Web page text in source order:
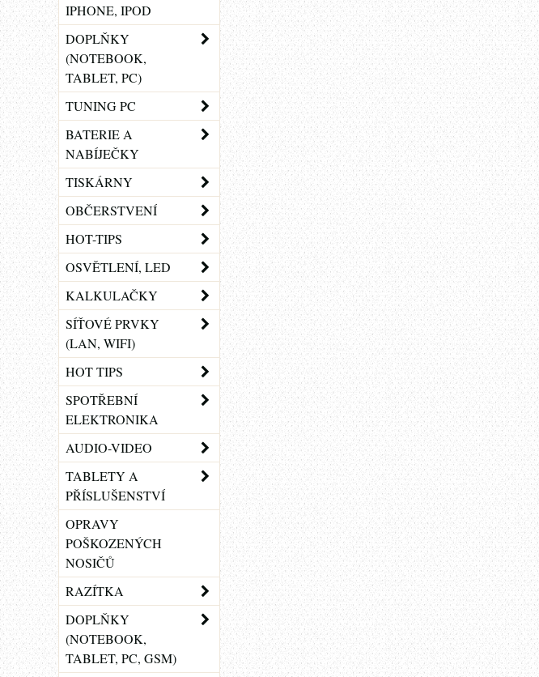
IPHONE, IPOD
DOPLŇKY
(NOTEBOOK,
TABLET, PC)
TUNING PC
BATERIE A
NABÍJEČKY
TISKÁRNY
OBČERSTVENÍ
HOT-TIPS
OSVĚTLENÍ, LED
KALKULAČKY
SÍŤOVÉ PRVKY
(LAN, WIFI)
HOT TIPS
SPOTŘEBNÍ
ELEKTRONIKA
AUDIO-VIDEO
TABLETY A
PŘÍSLUŠENSTVÍ
OPRAVY
POŠKOZENÝCH
NOSIČŮ
RAZÍTKA
DOPLŇKY
(NOTEBOOK,
TABLET, PC, GSM)